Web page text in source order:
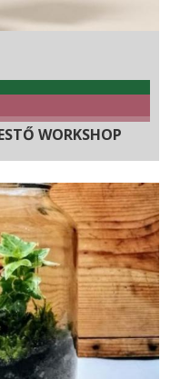
WORKSHOP